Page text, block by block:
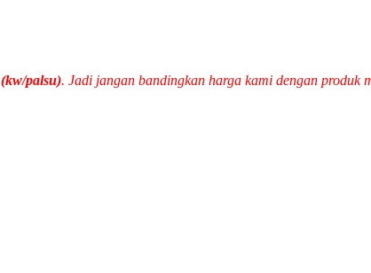
(kw/palsu). Jadi jangan bandingkan harga kami dengan produk